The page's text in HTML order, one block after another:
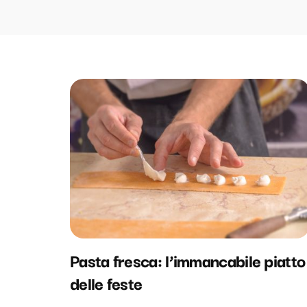
Pasta fresca: l’immancabile piatto
delle feste